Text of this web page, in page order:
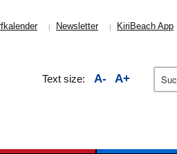
Newsletter KiriBeach App
Text size: A- A+